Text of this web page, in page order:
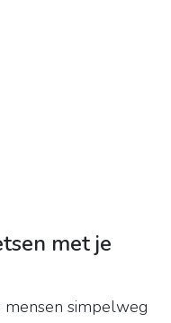
met je
mensen simpelweg